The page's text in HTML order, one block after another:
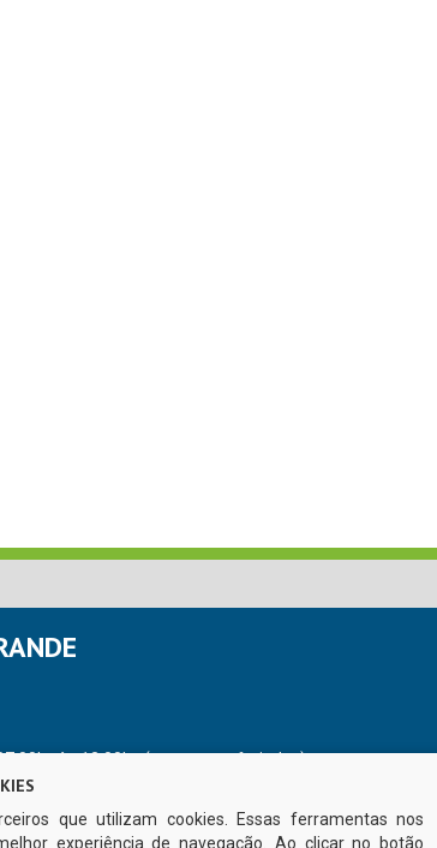
às 13:00hs (exceto nos feriados)
que utilizam cookies. Essas ferramentas nos
experiência de navegação. Ao clicar no botão